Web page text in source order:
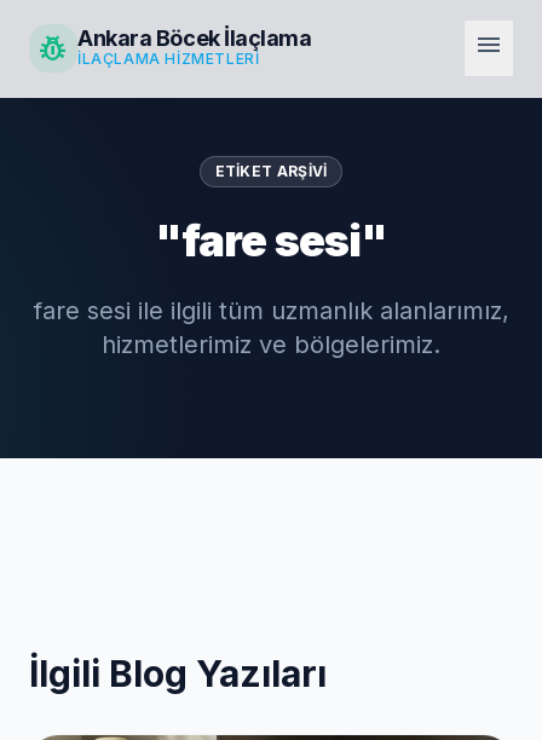
pest_control Ankara Böcek İlaçlama
İLAÇLAMA HIZMETLERI menu
ETIKET ARŞIVI
"fare sesi"
fare sesi ile ilgili tüm uzmanlık alanlarımız,
hizmetlerimiz ve bölgelerimiz.
İlgili Blog Yazıları